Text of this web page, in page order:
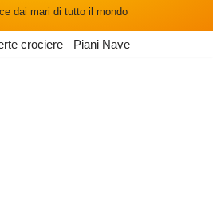
dai mari di tutto il mondo
crociere Piani Nave